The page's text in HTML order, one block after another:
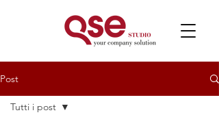
Post
Tutti i post